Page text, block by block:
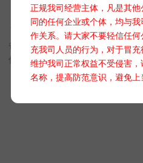
正规我司经营主体，凡是其
同的任何企业或个体，均与
作关系。请大家不要轻信任
充我司人员的行为，对于冒
维护我司正常权益不受侵害
名称，提高防范意识，避免上
四分量净全辐
TBB-2L 四分量净全辐射传感器是一款高精度、多功能的测量设
备，能够同时监测四个不同的物
信号处理技术，确保数据准确性
色的性能提供精准读数，为各种